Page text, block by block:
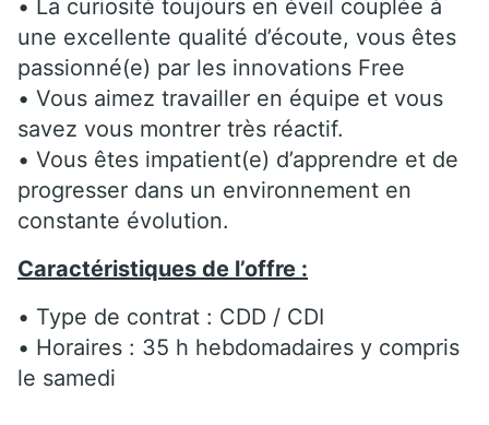
• La curiosité toujours en éveil couplée à
une excellente qualité d’écoute, vous êtes
passionné(e) par les innovations Free
• Vous aimez travailler en équipe et vous
savez vous montrer très réactif.
• Vous êtes impatient(e) d’apprendre et de
progresser dans un environnement en
constante évolution.
Caractéristiques de l’offre :
• Type de contrat : CDD / CDI
• Horaires : 35 h hebdomadaires y compris
le samedi